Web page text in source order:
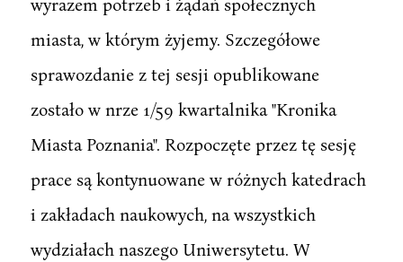
miasta, w którym żyjemy. Szczegółowe
sprawozdanie z tej sesji opublikowane
zostało w nrze 1/59 kwartalnika "Kronika
Miasta Poznania". Rozpoczęte przez tę sesję
prace są kontynuowane w różnych katedrach
i zakładach naukowych, na wszystkich
wydziałach naszego Uniwersytetu. W